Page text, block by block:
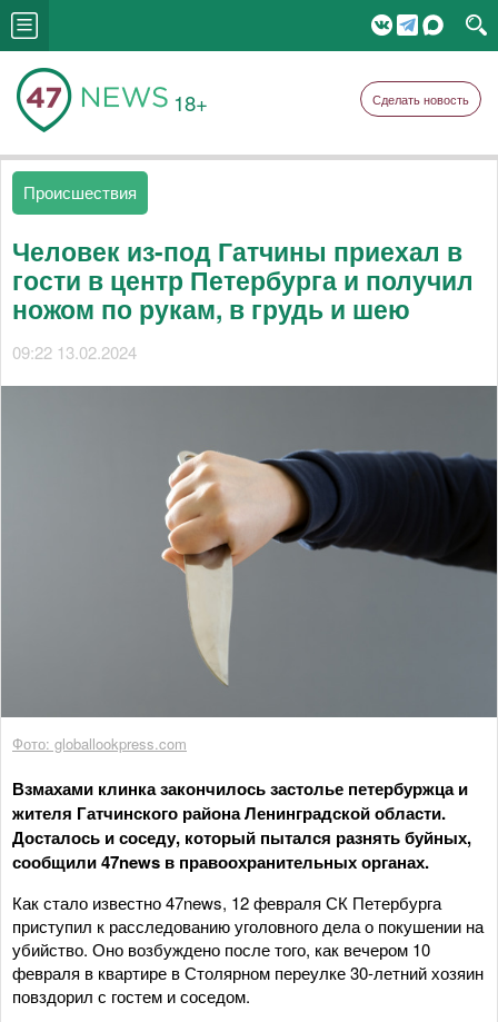
18+ Сделать новость
Происшествия
Человек из-под Гатчины приехал в
гости в центр Петербурга и получил
ножом по рукам, в грудь и шею
09:22 13.02.2024
Фото: globallookpress.com
Взмахами клинка закончилось застолье петербуржца и
жителя Гатчинского района Ленинградской области.
Досталось и соседу, который пытался разнять буйных,
сообщили 47news в правоохранительных органах.
Как стало известно 47news, 12 февраля СК Петербурга
приступил к расследованию уголовного дела о покушении на
убийство. Оно возбуждено после того, как вечером 10
февраля в квартире в Столярном переулке 30-летний хозяин
повздорил с гостем и соседом.